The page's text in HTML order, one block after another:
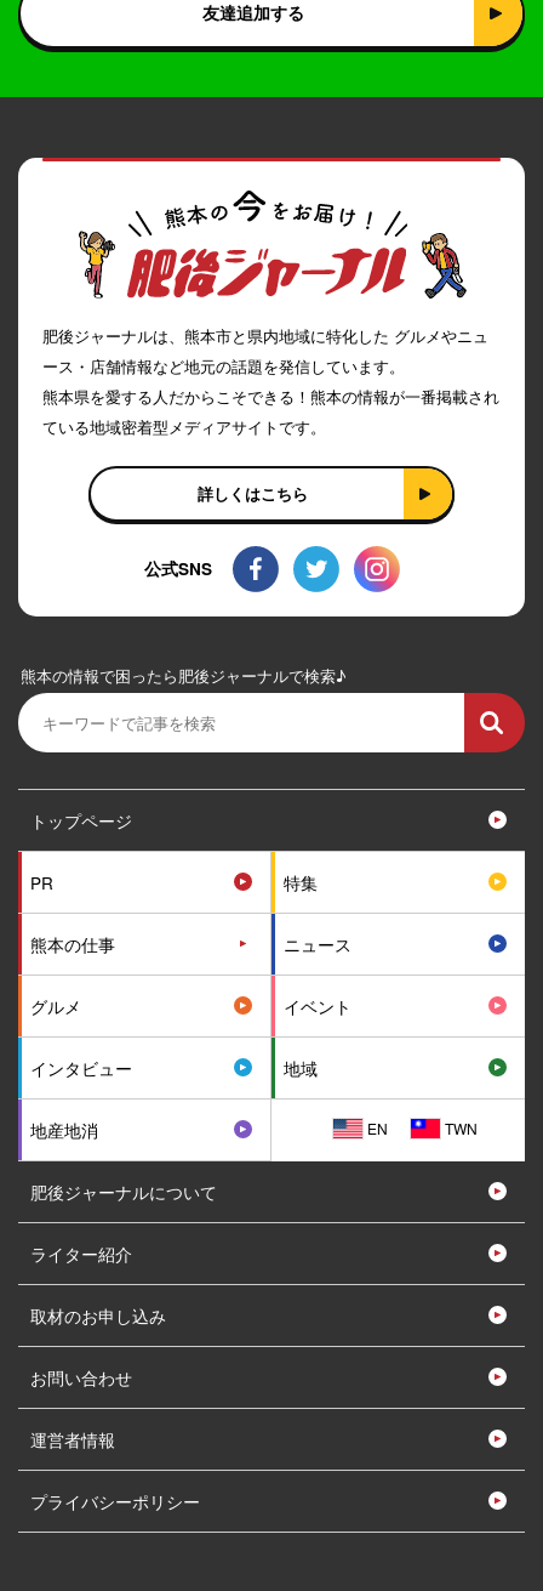
友達追加する
肥後ジャーナルは、熊本市と県内地域に特化した グルメやニュ
ース・店舗情報など地元の話題を発信しています。
熊本県を愛する人だからこそできる！熊本の情報が一番掲載され
ている地域密着型メディアサイトです。
詳しくはこちら
公式SNS
熊本の情報で困ったら肥後ジャーナルで検索♪
トップページ
PR 特集
熊本の仕事 ニュース
グルメ イベント
インタビュー 地域
地産地消 EN TWN
肥後ジャーナルについて
ライター紹介
取材のお申し込み
お問い合わせ
運営者情報
プライバシーポリシー